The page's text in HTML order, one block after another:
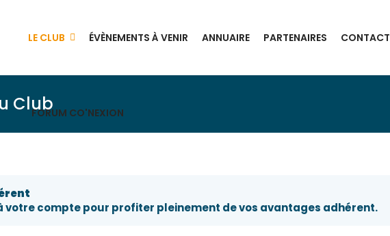
LE CLUB ÉVÈNEMENTS À VENIR ANNUAIRE PARTENAIRES CONTACT
FORUM CO'NEXION
Club
votre compte pour profiter pleinement de vos avantages adhérent.